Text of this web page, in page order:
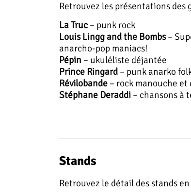
Retrouvez les présentations des
La Truc – punk rock
Louis Lingg and the Bombs–
anarcho-pop maniacs!
Pépin – ukuléliste déjantée
Prince Ringard – punk anarko
Révilobande – rock manouche et
Stéphane Deraddi – chansons à
Stands
Retrouvez le détail des stands